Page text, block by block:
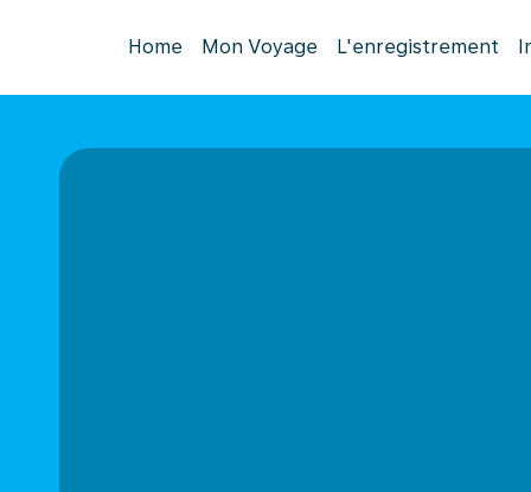
Home Mon Voyage L'enregistrement